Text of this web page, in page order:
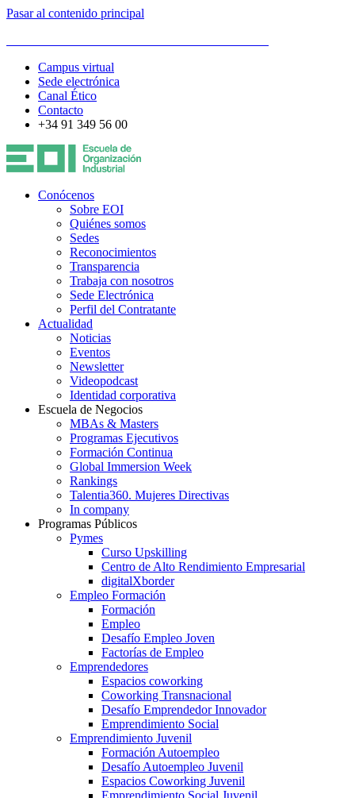
Pasar al contenido principal
Campus virtual
Sede electrónica
Canal Ético
Contacto
+34 91 349 56 00
Conócenos
Sobre EOI
Quiénes somos
Sedes
Reconocimientos
Transparencia
Trabaja con nosotros
Sede Electrónica
Perfil del Contratante
Actualidad
Noticias
Eventos
Newsletter
Videopodcast
Identidad corporativa
Escuela de Negocios
MBAs & Masters
Programas Ejecutivos
Formación Continua
Global Immersion Week
Rankings
Talentia360. Mujeres Directivas
In company
Programas Públicos
Pymes
Curso Upskilling
Centro de Alto Rendimiento Empresarial
digitalXborder
Empleo Formación
Formación
Empleo
Desafío Empleo Joven
Factorías de Empleo
Emprendedores
Espacios coworking
Coworking Transnacional
Desafío Emprendedor Innovador
Emprendimiento Social
Emprendimiento Juvenil
Formación Autoempleo
Desafío Autoempleo Juvenil
Espacios Coworking Juvenil
Emprendimiento Social Juvenil